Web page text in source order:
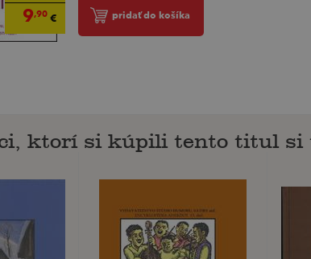
9,90 € pridať do košíka
ktorí si kúpili tento titul si